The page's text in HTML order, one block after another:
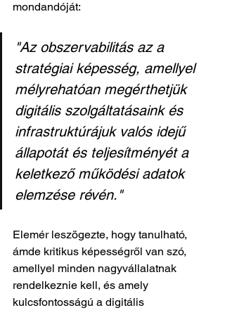
mondandóját:
"Az obszervabilitás az a
stratégiai képesség, amellyel
mélyrehatóan megérthetjük
digitális szolgáltatásaink és
infrastruktúrájuk valós idejű
állapotát és teljesítményét a
keletkező működési adatok
elemzése révén."
Elemér leszögezte, hogy tanulható,
ámde kritikus képességről van szó,
amellyel minden nagyvállalatnak
rendelkeznie kell, és amely
kulcsfontosságú a digitális